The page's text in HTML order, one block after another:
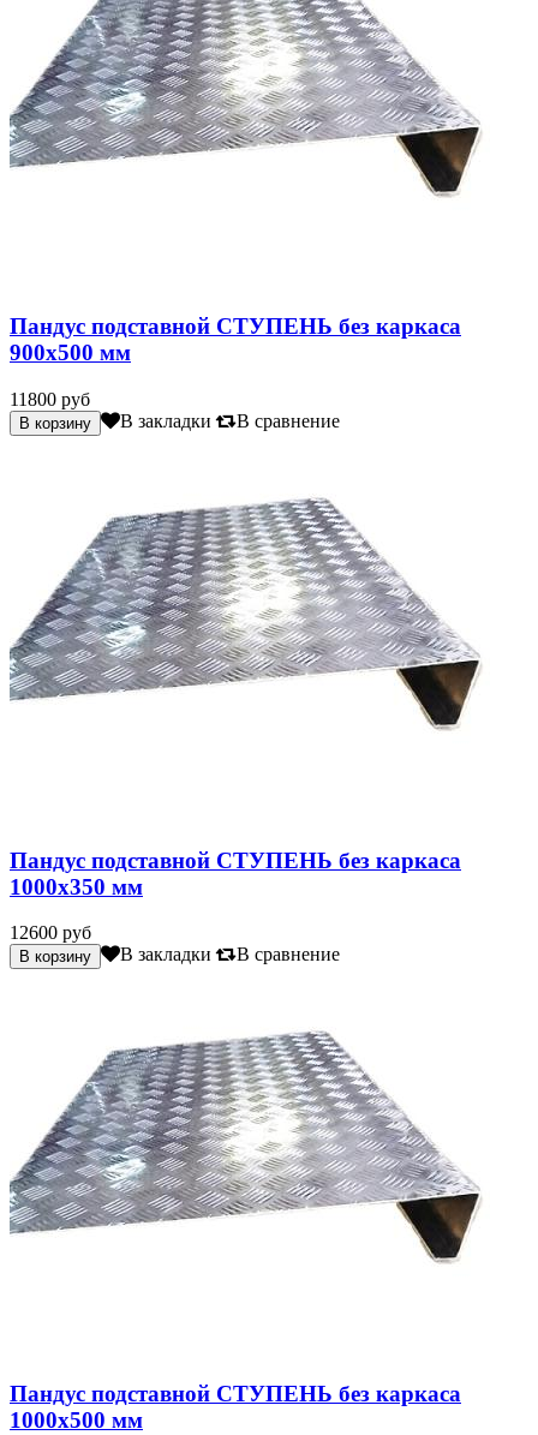
Пандус подставной СТУПЕНЬ без каркаса
900х500 мм
11800 руб
В закладки В сравнение
Пандус подставной СТУПЕНЬ без каркаса
1000х350 мм
12600 руб
В закладки В сравнение
Пандус подставной СТУПЕНЬ без каркаса
1000х500 мм